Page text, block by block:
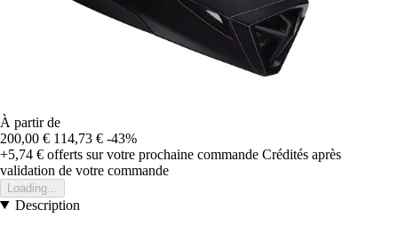
À partir de
200,00 € 114,73 € -43%
+5,74 € offerts sur votre prochaine commande Crédités après
validation de votre commande
Loading...
Description